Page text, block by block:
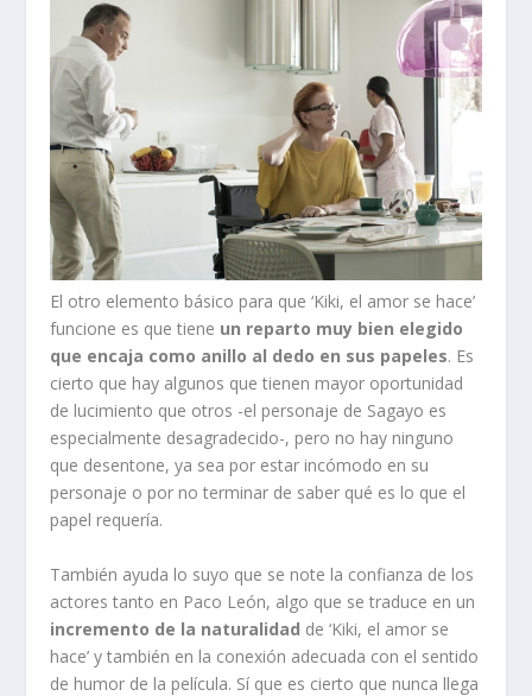
El otro elemento básico para que ‘Kiki, el amor se hace’
funcione es que tiene un reparto muy bien elegido
que encaja como anillo al dedo en sus papeles. Es
cierto que hay algunos que tienen mayor oportunidad
de lucimiento que otros -el personaje de Sagayo es
especialmente desagradecido-, pero no hay ninguno
que desentone, ya sea por estar incómodo en su
personaje o por no terminar de saber qué es lo que el
papel requería.
También ayuda lo suyo que se note la confianza de los
actores tanto en Paco León, algo que se traduce en un
incremento de la naturalidad de ‘Kiki, el amor se
hace’ y también en la conexión adecuada con el sentido
de humor de la película. Sí que es cierto que nunca llega